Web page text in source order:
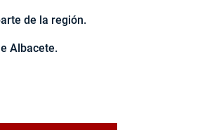
de la región.
Albacete.